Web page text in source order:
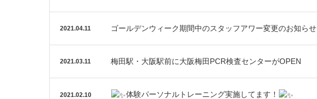
2021.04.11 ゴールデンウィーク期間中のスタッフアワー変更のお知らせ
2021.03.11 梅田駅・大阪駅前に大阪梅田PCR検査センターがOPEN
2021.02.10 体験パーソナルトレーニング実施してます！